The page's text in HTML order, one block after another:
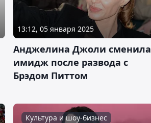
13:12, 05 января 2025
Анджелина Джоли сменила
имидж после развода с
Брэдом Питтом
Культура и шоу-бизнес